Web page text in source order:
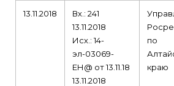
13.11.2018
Вх.: 241
13.11.2018
Исх.: 14-
эл-03069-
ЕН@ от 13.11.18
13.11.2018
по
краю